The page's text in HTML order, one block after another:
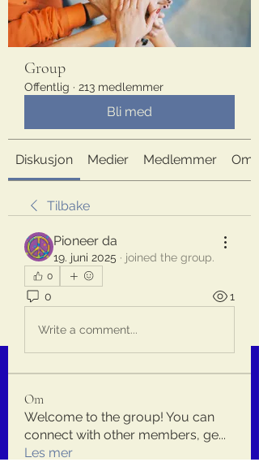
Group
Offentlig · 213 medlemmer
Bli med
Diskusjon Medier Medlemmer Om
Tilbake
Pioneer da
19. juni 2025 · joined the group.
0
0 1
Write a comment...
Om
Welcome to the group! You can
connect with other members, ge...
Les mer